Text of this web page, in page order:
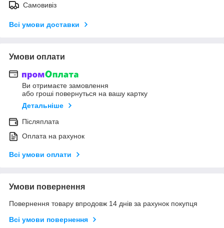
Самовивіз
Всі умови доставки
Умови оплати
Ви отримаєте замовлення
або гроші повернуться на вашу картку
Детальніше
Післяплата
Оплата на рахунок
Всі умови оплати
Умови повернення
Повернення товару впродовж 14 днів за рахунок покупця
Всі умови повернення